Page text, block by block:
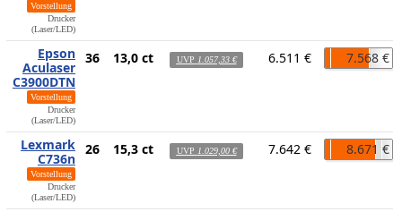
Vorstellung
Drucker
(Laser/LED)
Epson
Aculaser
C3900DTN
Vorstellung
Drucker
(Laser/LED)
36 13,0 ct UVP 1.057,33 € 6.511 € 7.568 €
Lexmark
C736n
Vorstellung
Drucker
(Laser/LED)
26 15,3 ct UVP 1.029,00 € 7.642 € 8.671 €